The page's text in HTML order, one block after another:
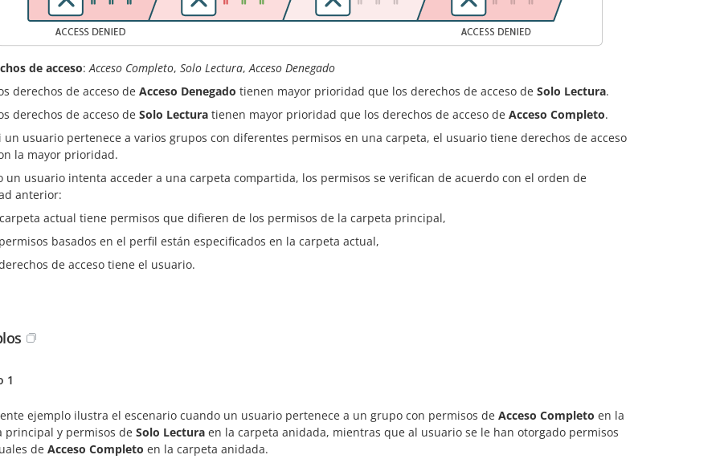
de acceso:Acceso Completo, Solo Lectura,Acceso Denegado
derechos de acceso de Acceso Denegado tienen mayor prioridad que los derechos de acceso de Solo Lectura.
derechos de acceso de Solo Lectura tienen mayor prioridad que los derechos de acceso de Acceso Completo.
un usuario pertenece a varios grupos con diferentes permisos en una carpeta, el usuario tiene derechos de acceso
la mayor prioridad.
un usuario intenta acceder a una carpeta compartida, los permisos se verifican de acuerdo con el orden de
anterior:
actual tiene permisos que difieren de los permisos de la carpeta principal,
basados en el perfil están especificados en la carpeta actual,
de acceso tiene el usuario.
1
ejemplo ilustra el escenario cuando un usuario pertenece a un grupo con permisos de Acceso Completo en la
principal y permisos de Solo Lectura en la carpeta anidada, mientras que al usuario se le han otorgado permisos
de Acceso Completo en la carpeta anidada.